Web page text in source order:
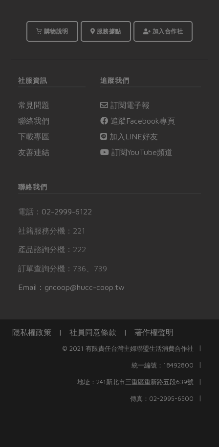
購物說明 服務據點 加入合作社
社服資訊
常見問題
聯絡我們
下載專區
友善連結
追蹤我們
訂閱電子報
追蹤Facebook專頁
加入LINE好友
訂閱YouTube頻道
聯絡我們
電話： 02-2999-6122
社籍服務分機：221
產品諮詢分機：222
訂單查詢分機：736、739
Email：gncoop@hucc-coop.tw
隱私權政策 | 社員同意條款 | 著作權聲明
© 2021 有限責任台灣主婦聯盟生活消費合作社 |
統一編號：18492800 |
地址：241新北市三重區重新路五段639號 |
傳真：02-2995-6500 |